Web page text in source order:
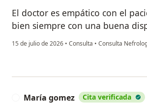
El doctor es empático con el
bien siempre con una buena
15 de julio de 2026 • Consulta • Consulta
María gomez Cita verificada